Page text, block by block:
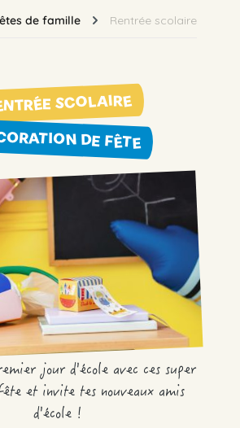
de famille Rentrée scolaire
SCOLAIRE
DE FÊTE
jour d'école avec ces super
et invite tes nouveaux amis
d'école !